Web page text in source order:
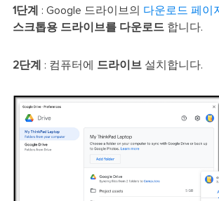
1단계 : Google 드라이브의 다운로드 페이
스크톱용 드라이브를 다운로드합니다.
2단계 : 컴퓨터에 드라이브설치합니다.